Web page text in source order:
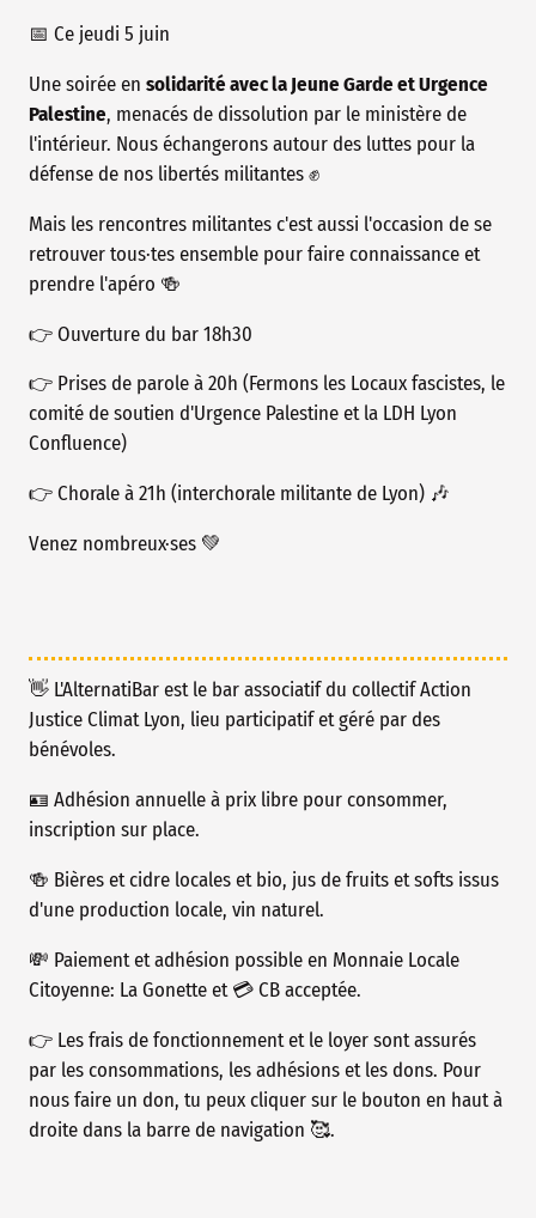
📅 Ce jeudi 5 juin
Une soirée en solidarité avec la Jeune Garde et Urgence
Palestine, menacés de dissolution par le ministère de
l'intérieur. Nous échangerons autour des luttes pour la
défense de nos libertés militantes ✊
Mais les rencontres militantes c'est aussi l'occasion de se
retrouver tous·tes ensemble pour faire connaissance et
prendre l'apéro 🍻
👉 Ouverture du bar 18h30
👉 Prises de parole à 20h (Fermons les Locaux fascistes, le
comité de soutien d'Urgence Palestine et la LDH Lyon
Confluence)
👉 Chorale à 21h (interchorale militante de Lyon) 🎶
Venez nombreux·ses 💚
👋 L'AlternatiBar est le bar associatif du collectif Action
Justice Climat Lyon, lieu participatif et géré par des
bénévoles.
🪪 Adhésion annuelle à prix libre pour consommer,
inscription sur place.
🍻 Bières et cidre locales et bio, jus de fruits et softs issus
d'une production locale, vin naturel.
💸 Paiement et adhésion possible en Monnaie Locale
Citoyenne: La Gonette et 💳 CB acceptée.
👉 Les frais de fonctionnement et le loyer sont assurés
par les consommations, les adhésions et les dons. Pour
nous faire un don, tu peux cliquer sur le bouton en haut à
droite dans la barre de navigation 🥰.